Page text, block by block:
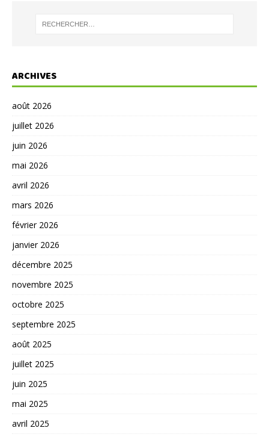
ARCHIVES
août 2026
juillet 2026
juin 2026
mai 2026
avril 2026
mars 2026
février 2026
janvier 2026
décembre 2025
novembre 2025
octobre 2025
septembre 2025
août 2025
juillet 2025
juin 2025
mai 2025
avril 2025